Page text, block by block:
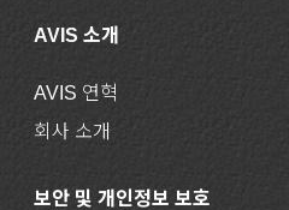
AVIS 소개
AVIS 연혁
회사 소개
보안 및 개인정보 보호